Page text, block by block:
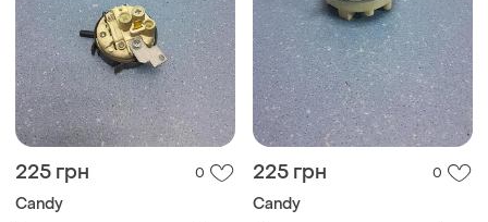
225 грн 0
Candy
225 грн 0
Candy